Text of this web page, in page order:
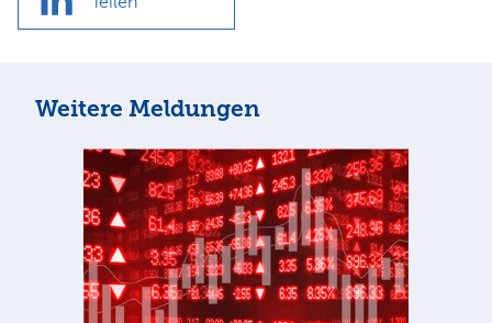
Weitere Meldungen